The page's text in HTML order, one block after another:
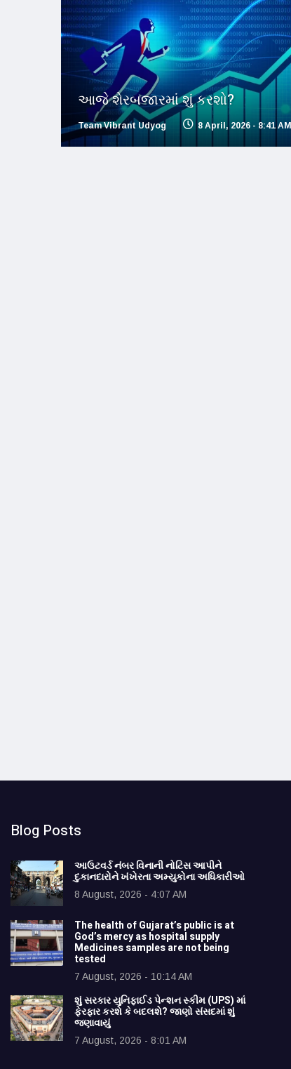
આજે શેરબજારમાં શું કરશો?
Team Vibrant Udyog 8 April, 2026 - 8:41 AM
Blog Posts
આઉટવર્ડ નંબર વિનાની નોટિસ આપીને
દુકાનદારોને ખંખેરતા અમ્યુકોના અધિકારીઓ
8 August, 2026 - 4:07 AM
The health of Gujarat’s public is at
God’s mercy as hospital supply
Medicines samples are not being
tested
7 August, 2026 - 10:14 AM
શું સરકાર યુનિફાઈડ પેન્શન સ્કીમ (UPS) માં
ફેરફાર કરશે કે બદલશે? જાણો સંસદમાં શું
જણાવાયું
7 August, 2026 - 8:01 AM